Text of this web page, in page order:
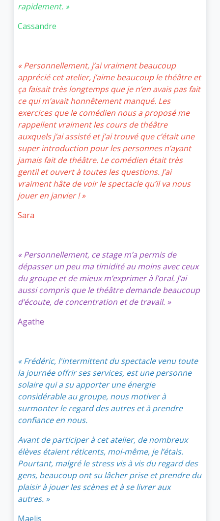
rapidement. »
Cassandre
« Personnellement, j’ai vraiment beaucoup
apprécié cet atelier, j’aime beaucoup le théâtre et
ça faisait très longtemps que je n’en avais pas fait
ce qui m’avait honnêtement manqué. Les
exercices que le comédien nous a proposé me
rappellent vraiment les cours de théâtre
auxquels j’ai assisté et j’ai trouvé que c’était une
super introduction pour les personnes n’ayant
jamais fait de théâtre. Le comédien était très
gentil et ouvert à toutes les questions. J’ai
vraiment hâte de voir le spectacle qu’il va nous
jouer en janvier ! »
Sara
« Personnellement, ce stage m’a permis de
dépasser un peu ma timidité au moins avec ceux
du groupe et de mieux m’exprimer à l’oral. J’ai
aussi compris que le théâtre demande beaucoup
d’écoute, de concentration et de travail. »
Agathe
« Frédéric, l'intermittent du spectacle venu toute
la journée offrir ses services, est une personne
solaire qui a su apporter une énergie
considérable au groupe, nous motiver à
surmonter le regard des autres et à prendre
confiance en nous.
Avant de participer à cet atelier, de nombreux
élèves étaient réticents, moi-même, je l’étais.
Pourtant, malgré le stress vis à vis du regard des
gens, beaucoup ont su lâcher prise et prendre du
plaisir à jouer les scènes et à se livrer aux
autres. »
Maelis